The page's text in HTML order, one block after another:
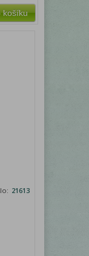
košíku
21613